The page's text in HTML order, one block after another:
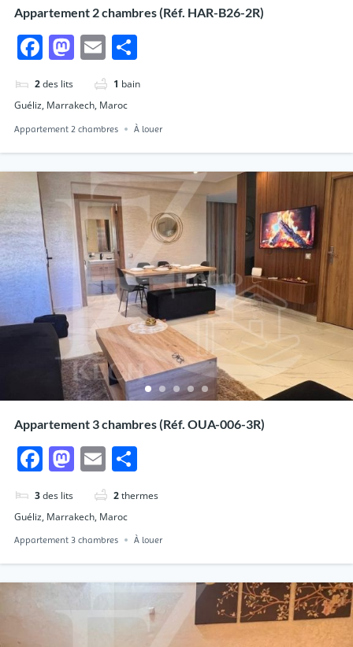
Appartement 2 chambres (Réf. HAR-B26-2R)
Facebook
Mastodon
EmailPartager
2des lits 1 bain
Guéliz, Marrakech, Maroc
Appartement 2 chambres À louer
Appartement 3 chambres (Réf. OUA-006-3R)
Facebook
Mastodon
EmailPartager
3des lits 2thermes
Guéliz, Marrakech, Maroc
Appartement 3 chambres À louer